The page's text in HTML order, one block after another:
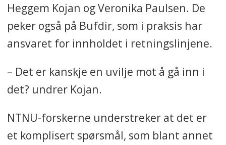
Heggem Kojan og Veronika Paulsen. De
peker også på Bufdir, som i praksis har
ansvaret for innholdet i retningslinjene.
– Det er kanskje en uvilje mot å gå inn i
det? undrer Kojan.
NTNU-forskerne understreker at det er
et komplisert spørsmål, som blant annet